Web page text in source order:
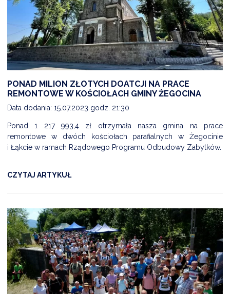
PONAD MILION ZŁOTYCH DOATCJI NA PRACE
REMONTOWE W KOŚCIOŁACH GMINY ŻEGOCINA
Data dodania: 15.07.2023 godz. 21:30
Ponad 1 217 993,4 zł otrzymała nasza gmina na prace
remontowe w dwóch kościołach parafialnych w Żegocinie
i Łąkcie w ramach Rządowego Programu Odbudowy Zabytków.
CZYTAJ ARTYKUŁ